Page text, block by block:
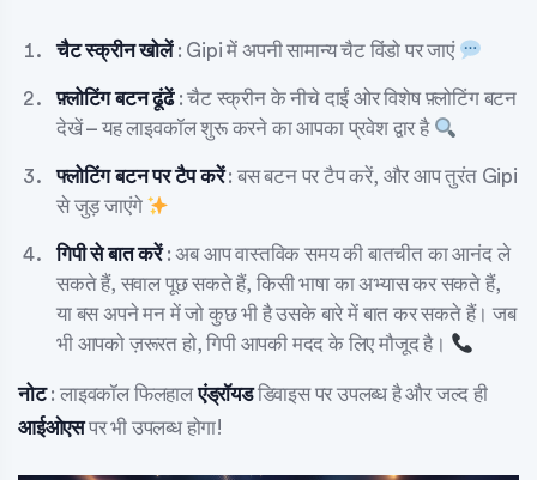
चैट स्क्रीन खोलें: Gipi में अपनी सामान्य चैट विंडो पर जाएं
फ़्लोटिंग बटन ढूंढें: चैट स्क्रीन के नीचे दाईं ओर विशेष फ़्लोटिंग बटन
देखें – यह लाइवकॉल शुरू करने का आपका प्रवेश द्वार है
फ्लोटिंग बटन पर टैप करें: बस बटन पर टैप करें, और आप तुरंत Gipi
से जुड़ जाएंगे
गिपी से बात करें: अब आप वास्तविक समय की बातचीत का आनंद ले
सकते हैं, सवाल पूछ सकते हैं, किसी भाषा का अभ्यास कर सकते हैं,
या बस अपने मन में जो कुछ भी है उसके बारे में बात कर सकते हैं। जब
भी आपको ज़रूरत हो, गिपी आपकी मदद के लिए मौजूद है।
नोट: लाइवकॉल फिलहालएंड्रॉयडडिवाइस पर उपलब्ध है और जल्द ही
आईओएसपर भी उपलब्ध होगा!